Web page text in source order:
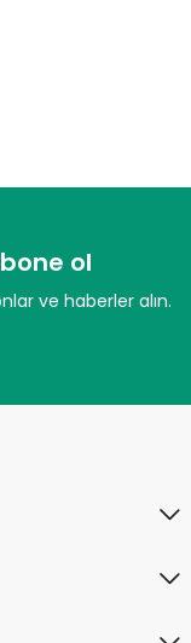
ol
ve haberler alın.